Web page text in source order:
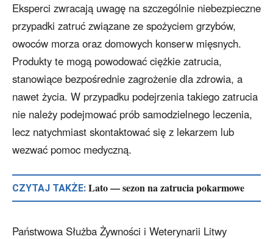
Eksperci zwracają uwagę na szczególnie niebezpieczne
przypadki zatruć związane ze spożyciem grzybów,
owoców morza oraz domowych konserw mięsnych.
Produkty te mogą powodować ciężkie zatrucia,
stanowiące bezpośrednie zagrożenie dla zdrowia, a
nawet życia. W przypadku podejrzenia takiego zatrucia
nie należy podejmować prób samodzielnego leczenia,
lecz natychmiast skontaktować się z lekarzem lub
wezwać pomoc medyczną.
CZYTAJ TAKŻE: Lato — sezon na zatrucia pokarmowe
Państwowa Służba Żywności i Weterynarii Litwy